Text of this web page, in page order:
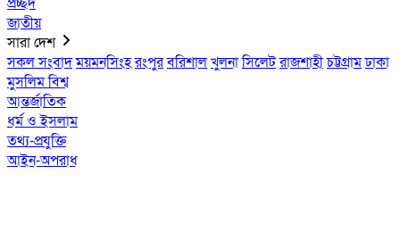
জাতীয়
সারা দেশ
সকল সংবাদময়মনসিংহরংপুরবরিশালখুলনাসিলেটরাজশাহীচট্টগ্রামঢাকা
মুসলিম বিশ্ব
আন্তর্জাতিক
ধর্ম ও ইসলাম
তথ্য-প্রযুক্তি
আইন-অপরাধ